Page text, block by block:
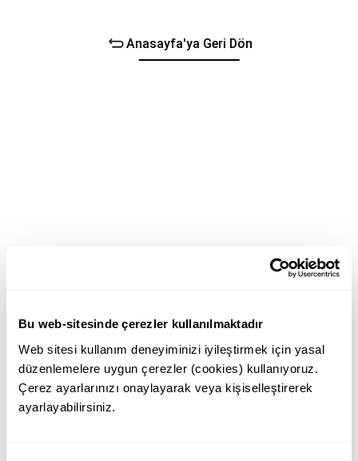
Bu web-sitesinde çerezler kullanılmaktadır
Web sitesi kullanım deneyiminizi iyileştirmek için yasal
düzenlemelere uygun çerezler (cookies) kullanıyoruz.
Çerez ayarlarınızı onaylayarak veya kişiselleştirerek
ayarlayabilirsiniz.
Anasayfa'ya Geri Dön